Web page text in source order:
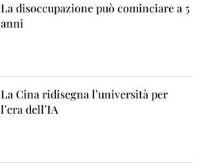
La disoccupazione può cominciare a 5
anni
La Cina ridisegna l’università per
l’era dell’IA